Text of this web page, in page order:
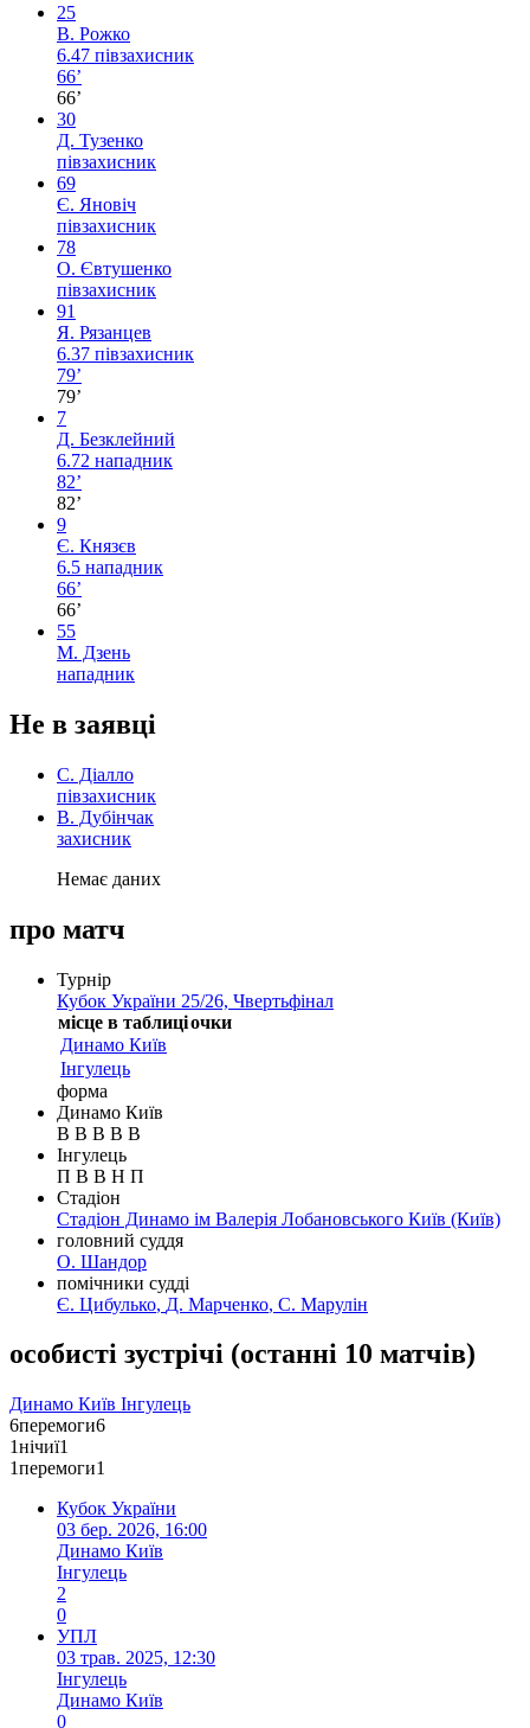
25
В. Рожко
6.47 півзахисник
66’
66’
30
Д. Тузенко
півзахисник
69
Є. Яновіч
півзахисник
78
О. Євтушенко
півзахисник
91
Я. Рязанцев
6.37 півзахисник
79’
79’
7
Д. Безклейний
6.72 нападник
82’
82’
9
Є. Князєв
6.5 нападник
66’
66’
55
М. Дзень
нападник
Не в заявці
С. Діалло
півзахисник
В. Дубінчак
захисник
Немає даних
про матч
Турнір
Кубок України 25/26, Чвертьфінал
місце в таблиціочки
Динамо Київ
Інгулець
форма
Динамо Київ
В В В В В
Інгулець
П В В Н П
Стадіон
Стадіон Динамо ім Валерія Лобановського Київ (Київ)
головний суддя
О. Шандор
помічники судді
Є. Цибулько, Д. Марченко, С. Марулін
особисті зустрічі (останні 10 матчів)
Динамо Київ Інгулець
6перемоги6
1нічиї1
1перемоги1
Кубок України
03 бер. 2026, 16:00
Динамо Київ
Інгулець
2
0
УПЛ
03 трав. 2025, 12:30
Інгулець
Динамо Київ
0